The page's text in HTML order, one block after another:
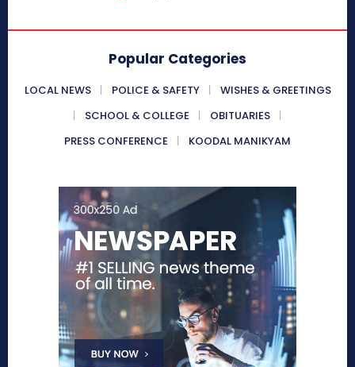
Popular Categories
LOCAL NEWS POLICE & SAFETY
WISHES & GREETINGS
SCHOOL & COLLEGE
OBITUARIES
PRESS CONFERENCE
KOODAL MANIKYAM